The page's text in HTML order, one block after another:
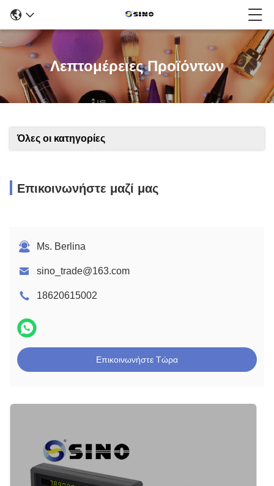
Λεπτομέρειες Προϊόντων
Όλες οι κατηγορίες
Επικοινωνήστε μαζί μας
Ms. Berlina
sino_trade@163.com
18620615002
Επικοινωνήστε Τώρα